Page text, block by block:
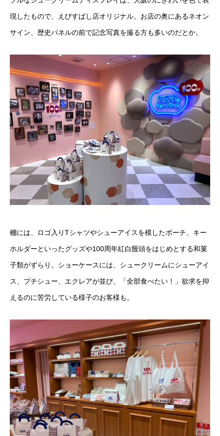
現したもので、えびすばし店オリジナル。お店の奥にあるネオン
サイン、歴史パネルの前で記念写真を撮る方も多いのだとか。
棚には、ロゴ入りTシャツやシューアイスを模したポーチ、キー
ホルダーといったグッズや100周年紅白饅頭をはじめとする和菓
子類がずらり。ショーケースには、シュークリームにシューアイ
ス、プチシュー、エクレアが並び、「全部食べたい！」欲求を抑
えるのに苦労している様子のお客様も。